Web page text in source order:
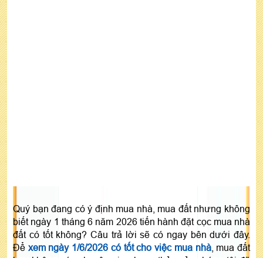
Quý bạn đang có ý định mua nhà, mua đất nhưng không
biết ngày 1 tháng 6 năm 2026 tiến hành đặt cọc mua nhà
đất có tốt không? Câu trả lời sẽ có ngay bên dưới đây.
Để xem ngày 1/6/2026 có tốt cho việc mua nhà, mua đất